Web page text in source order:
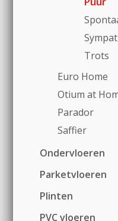
Trots
Euro Home
Otium at
Parador
Saffier
Ondervloeren
Parketvloeren
Plinten
PVC vloeren